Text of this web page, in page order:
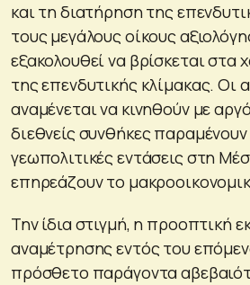
και τη διατήρηση της
τους μεγάλους οίκους
εξακολουθεί να βρίσκεται στα
της επενδυτικής κλίμακας. Οι
αναμένεται να κινηθούν με
διεθνείς συνθήκες
γεωπολιτικές εντάσεις στη
επηρεάζουν το
Την ίδια στιγμή, η προοπτική
αναμέτρησης εντός του
πρόσθετο παράγοντα